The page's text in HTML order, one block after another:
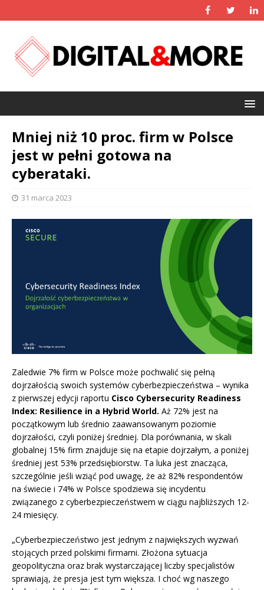
Mniej niż 10 proc. firm w Polsce
jest w pełni gotowa na
cyberataki.
31 marca 2023
Zaledwie 7% firm w Polsce może pochwalić się pełną
dojrzałością swoich systemów cyberbezpieczeństwa – wynika
z pierwszej edycji raportu Cisco Cybersecurity Readiness
Index: Resilience in a Hybrid World. Aż 72% jest na
początkowym lub średnio zaawansowanym poziomie
dojrzałości, czyli poniżej średniej. Dla porównania, w skali
globalnej 15% firm znajduje się na etapie dojrzałym, a poniżej
średniej jest 53% przedsiębiorstw. Ta luka jest znacząca,
szczególnie jeśli wziąć pod uwagę, że aż 82% respondentów
na świecie i 74% w Polsce spodziewa się incydentu
związanego z cyberbezpieczeństwem w ciągu najbliższych 12-
24 miesięcy.
„Cyberbezpieczeństwo jest jednym z największych wyzwań
stojących przed polskimi firmami. Złożona sytuacja
geopolityczna oraz brak wystarczającej liczby specjalistów
sprawiają, że presja jest tym większa. I choć wg naszego